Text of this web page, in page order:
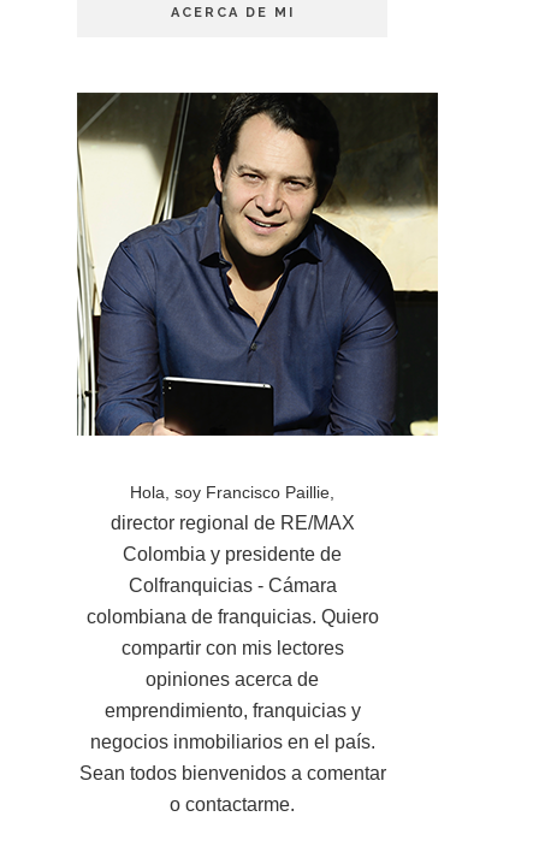
ACERCA DE MI
Hola, soy Francisco Paillie,
director regional de RE/MAX
Colombia y presidente de
Colfranquicias - Cámara
colombiana de franquicias. Quiero
compartir con mis lectores
opiniones acerca de
emprendimiento, franquicias y
negocios inmobiliarios en el país.
Sean todos bienvenidos a comentar
o contactarme.